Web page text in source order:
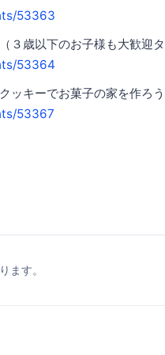
53363
歳以下のお子様も大歓迎タ
53364
キーでお菓子の家を作ろう
53367
ます。